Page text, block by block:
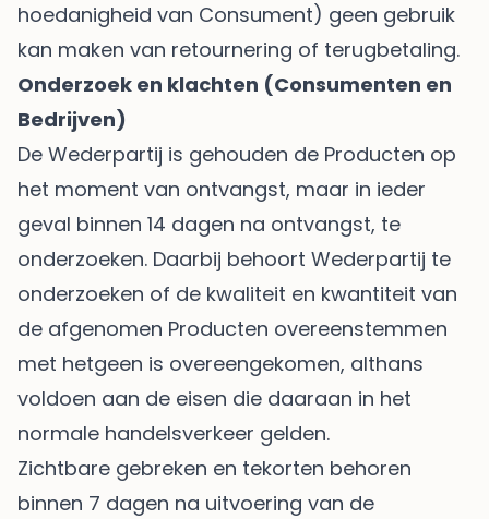
hoedanigheid van Consument) geen gebruik
kan maken van retournering of terugbetaling.
Onderzoek en klachten (Consumenten en
Bedrijven)
De Wederpartij is gehouden de Producten op
het moment van ontvangst, maar in ieder
geval binnen 14 dagen na ontvangst, te
onderzoeken. Daarbij behoort Wederpartij te
onderzoeken of de kwaliteit en kwantiteit van
de afgenomen Producten overeenstemmen
met hetgeen is overeengekomen, althans
voldoen aan de eisen die daaraan in het
normale handelsverkeer gelden.
Zichtbare gebreken en tekorten behoren
binnen 7 dagen na uitvoering van de